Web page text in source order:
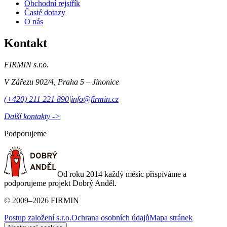
Obchodní rejstřík
Časté dotazy
O nás
Kontakt
FIRMIN s.r.o.
V Zářezu 902/4 Praha 5 – Jinonice
(+420) 211 221 890|info@firmin.cz
Další kontakty ->
Podporujeme
Od roku 2014 každý měsíc přispíváme a
podporujeme projekt Dobrý Anděl.
© 2009–2026 FIRMIN
Postup založení s.r.o.Ochrana osobních údajůMapa stránek